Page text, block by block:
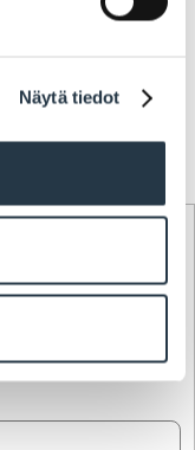
Näytä tiedot